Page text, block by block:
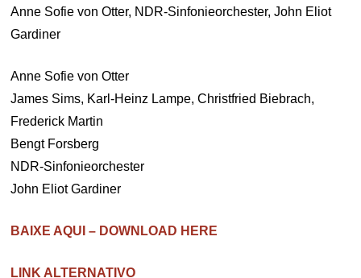
Anne Sofie von Otter, NDR-Sinfonieorchester, John Eliot
Gardiner
Anne Sofie von Otter
James Sims, Karl-Heinz Lampe, Christfried Biebrach,
Frederick Martin
Bengt Forsberg
NDR-Sinfonieorchester
John Eliot Gardiner
BAIXE AQUI – DOWNLOAD HERE
LINK ALTERNATIVO